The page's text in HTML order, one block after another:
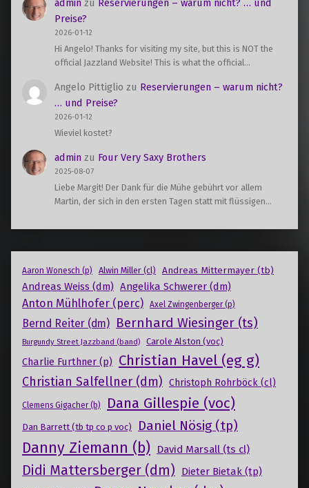
admin zu Reservierungen – warum nicht? … und
Preise?
2026-01-12
Hi Angelo! Thanks for visiting my site, but this is NOT the
official Jazzland Website! This is what the official…
Angelo Pittiglio zu Reservierungen – warum nicht?
… und Preise?
2026-01-12
Wieviel kostet?
admin zu Four Very Saxy Brothers
2025-08-07
Liebe Margit! Der Dank für die Mühe gebührt vor allem
Martin, der sich in den ersten Tagen statt mit flüssigen…
Aaron Wonesch (p) Alwin Miller (cl) Andreas Mittermayer (tb)
Andreas Weiss (dm) Angelika Schwerer (dm)
Anton Mühlhofer (perc) Axel Zwingenberger (p)
Bernd Reiter (dm) Bernhard Wiesinger (ts)
Burgundy Street Jazzband (band) Carole Alston (voc)
Charlie Furthner (p) Christian Havel (eg g)
Christian Salfellner (dm) Christoph Rohrböck (cl)
Clemens Gigacher (b) Dana Gillespie (voc)
Dan Barrett (tb tp co p voc) Daniel Nösig (tp)
Danny Ziemann (b) David Marsall (ts cl)
Didi Mattersberger (dm) Dieter Bietak (tp)